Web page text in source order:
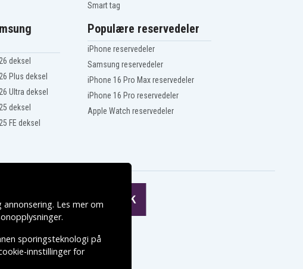
Smart tag
deksel
Plus deksel
Ultra deksel
deksel
FE deksel
Populære reservedeler
iPhone reservedeler
Samsung reservedeler
iPhone 16 Pro Max reservedeler
iPhone 16 Pro reservedeler
Apple Watch reservedeler
Les mer om
.
sporingsteknologi på
innstillinger for